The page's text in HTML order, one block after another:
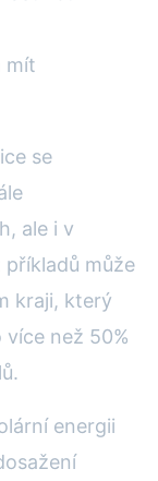
mít
se
ale i v
může
kraji, který
než 50%
energii